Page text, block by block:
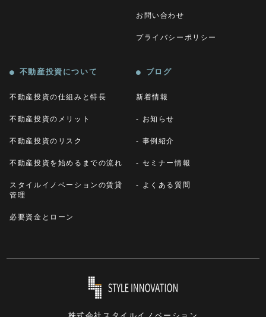
お問い合わせ
プライバシーポリシー
不動産投資について
不動産投資の仕組みと特長
不動産投資のメリット
不動産投資のリスク
不動産投資を始めるまでの流れ
スタイルイノベーションの賃貸
管理
必要資金とローン
ブログ
新着情報
お知らせ
事例紹介
セミナー情報
よくある質問